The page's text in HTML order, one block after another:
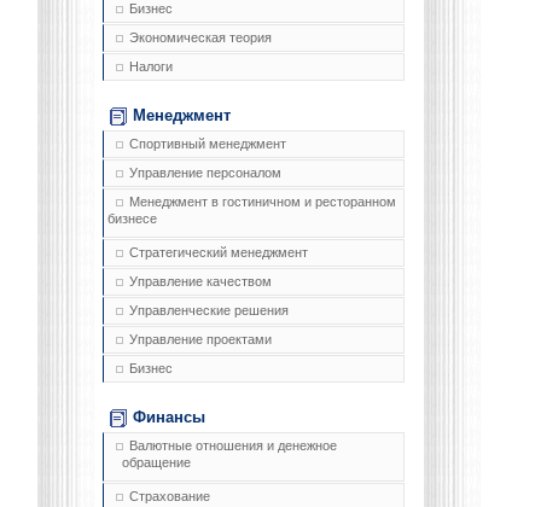
Бизнес
Экономическая теория
Налоги
Менеджмент
Спортивный менеджмент
Управление персоналом
Менеджмент в гостиничном и ресторанном
бизнесе
Стратегический менеджмент
Управление качеством
Управленческие решения
Управление проектами
Бизнес
Финансы
Валютные отношения и денежное
обращение
Страхование